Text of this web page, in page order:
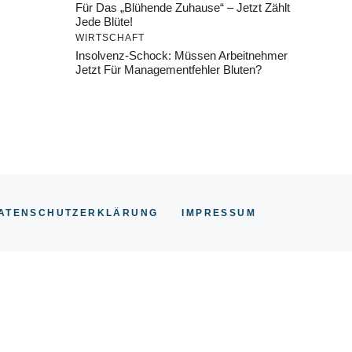
Für Das „Blühende Zuhause“ – Jetzt Zählt
Jede Blüte!
WIRTSCHAFT
Insolvenz-Schock: Müssen Arbeitnehmer
Jetzt Für Managementfehler Bluten?
IMPRESSUM